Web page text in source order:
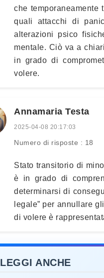
che temporaneamente
quali attacchi di
alterazioni psico
mentale. Ciò va a
in grado di
volere.
Annamaria Testa
2025-04-08 20:17:03
Numero di risposte : 18
Stato transitorio di
è in grado di
determinarsi di
legale” per annullare
di volere è
LEGGI ANCHE